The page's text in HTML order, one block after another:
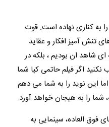
به کناری نهاده است. قوت
تنش آمیز افکار و عقاید
شاهد ان بودیم ، بلکه در
اگر فیلم حاتمی کیا شما
اما این نوید را به شما می دهم
شما را به هیجان خواهد آورد.
العاده، سینمایی به